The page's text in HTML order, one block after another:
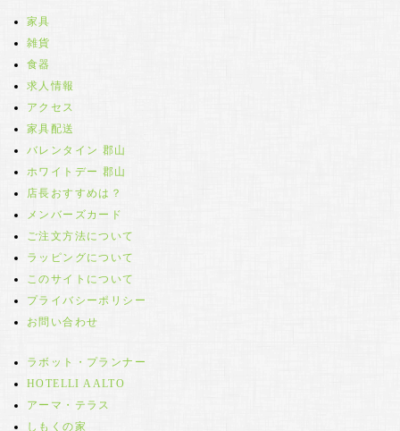
家具
雑貨
食器
求人情報
アクセス
家具配送
バレンタイン 郡山
ホワイトデー 郡山
店長おすすめは？
メンバーズカード
ご注文方法について
ラッピングについて
このサイトについて
プライバシーポリシー
お問い合わせ
ラボット・プランナー
HOTELLI AALTO
アーマ・テラス
しもくの家